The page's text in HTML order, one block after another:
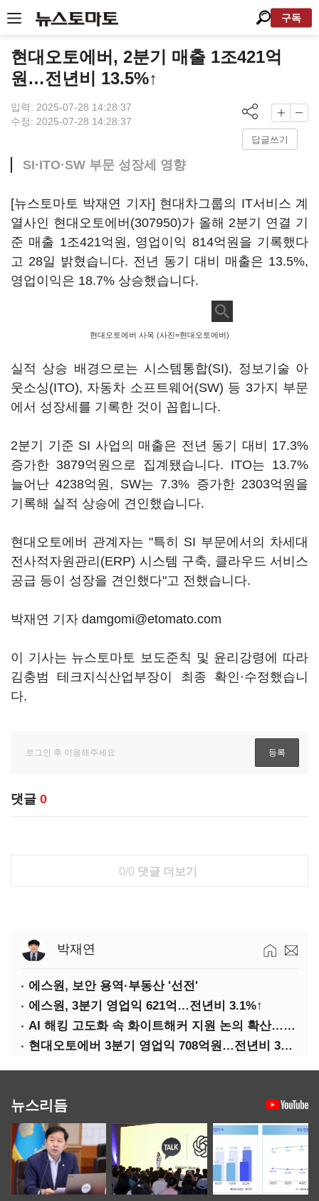
구독
현대오토에버, 2분기 매출 1조421억
원…전년비 13.5%↑
입력: 2025-07-28 14:28:37
수정: 2025-07-28 14:28:37
답글쓰기
SI·ITO·SW 부문 성장세 영향
[뉴스토마토 박재연 기자] 현대차그룹의 IT서비스 계
열사인 현대오토에버(307950)가 올해 2분기 연결 기
준 매출 1조421억원, 영업이익 814억원을 기록했다
고 28일 밝혔습니다. 전년 동기 대비 매출은 13.5%,
영업이익은 18.7% 상승했습니다.
현대오토에버 사옥 (사진=현대오토에버)
실적 상승 배경으로는 시스템통합(SI), 정보기술 아
웃소싱(ITO), 자동차 소프트웨어(SW) 등 3가지 부문
에서 성장세를 기록한 것이 꼽힙니다.
2분기 기준 SI 사업의 매출은 전년 동기 대비 17.3%
증가한 3879억원으로 집계됐습니다. ITO는 13.7%
늘어난 4238억원, SW는 7.3% 증가한 2303억원을
기록해 실적 상승에 견인했습니다.
현대오토에버 관계자는 "특히 SI 부문에서의 차세대
전사적자원관리(ERP) 시스템 구축, 클라우드 서비스
공급 등이 성장을 견인했다"고 전했습니다.
박재연 기자 damgomi@etomato.com
이 기사는 뉴스토마토 보도준칙 및 윤리강령에 따라
김충범 테크지식산업부장이 최종 확인·수정했습니
다.
댓글 0
0/0 댓글 더보기
박재연
에스원, 보안 용역·부동산 '선전'
에스원, 3분기 영업익 621억…전년비 3.1%↑
AI 해킹 고도화 속 화이트해커 지원 논의 확산…'버그바운티' 재조명
현대오토에버 3분기 영업익 708억원…전년비 34.8%↑
뉴스리듬